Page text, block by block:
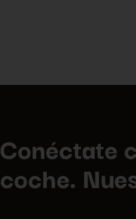
Conéctate
coche.